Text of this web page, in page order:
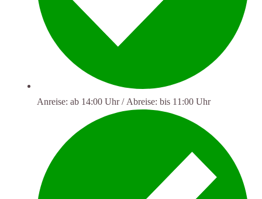
Anreise: ab 14:00 Uhr / Abreise: bis 11:00 Uhr